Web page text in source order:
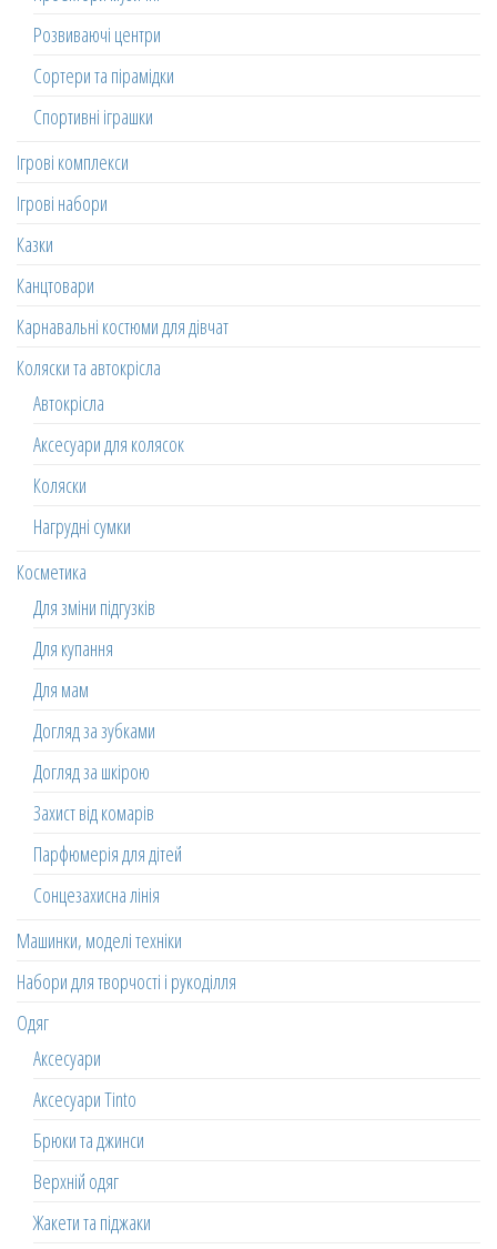
Розвиваючі центри
Сортери та пірамідки
Спортивні іграшки
Ігрові комплекси
Ігрові набори
Казки
Канцтовари
Карнавальні костюми для дівчат
Коляски та автокрісла
Автокрісла
Аксесуари для колясок
Коляски
Нагрудні сумки
Косметика
Для зміни підгузків
Для купання
Для мам
Догляд за зубками
Догляд за шкірою
Захист від комарів
Парфюмерія для дітей
Сонцезахисна лінія
Машинки, моделі техніки
Набори для творчості і рукоділля
Одяг
Аксесуари
Аксесуари Tinto
Брюки та джинси
Верхній одяг
Жакети та піджаки